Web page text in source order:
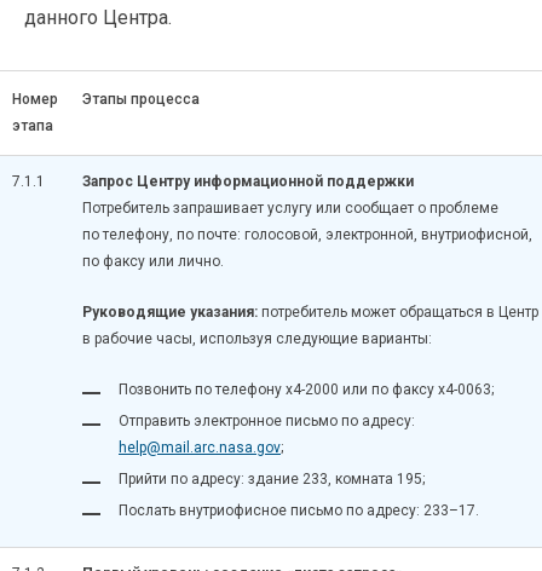
данного Центра.
Номер
этапа
Этапы процесса
7.1.1
Запрос Центру информационной поддержки
Потребитель запрашивает услугу или сообщает о проблеме
по телефону, по почте: голосовой, электронной, внутриофисной,
по факсу или лично.
Руководящие указания: потребитель может обращаться в Центр
в рабочие часы, используя следующие варианты:
Позвонить по телефону х4-2000 или по факсу х4-0063;
Отправить электронное письмо по адресу:
help@mail.arc.nasa.gov;
Прийти по адресу: здание 233, комната 195;
Послать внутриофисное письмо по адресу: 233–17.